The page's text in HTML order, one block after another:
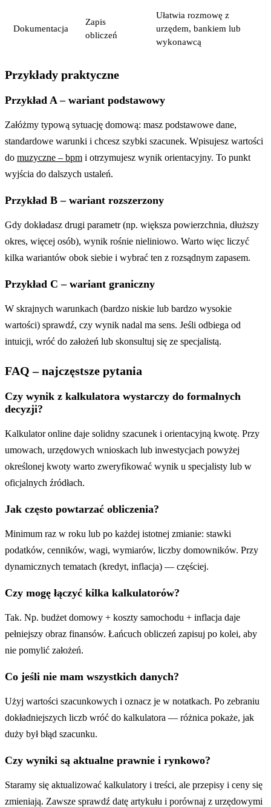
Dokumentacja
Zapis
obliczeń
Ułatwia rozmowę z
urzędem, bankiem lub
wykonawcą
Przykłady praktyczne
Przykład A – wariant podstawowy
Załóżmy typową sytuację domową: masz podstawowe dane,
standardowe warunki i chcesz szybki szacunek. Wpisujesz wartości
do muzyczne – bpm i otrzymujesz wynik orientacyjny. To punkt
wyjścia do dalszych ustaleń.
Przykład B – wariant rozszerzony
Gdy dokładasz drugi parametr (np. większa powierzchnia, dłuższy
okres, więcej osób), wynik rośnie nieliniowo. Warto więc liczyć
kilka wariantów obok siebie i wybrać ten z rozsądnym zapasem.
Przykład C – wariant graniczny
W skrajnych warunkach (bardzo niskie lub bardzo wysokie
wartości) sprawdź, czy wynik nadal ma sens. Jeśli odbiega od
intuicji, wróć do założeń lub skonsultuj się ze specjalistą.
FAQ – najczęstsze pytania
Czy wynik z kalkulatora wystarczy do formalnych
decyzji?
Kalkulator online daje solidny szacunek i orientacyjną kwotę. Przy
umowach, urzędowych wnioskach lub inwestycjach powyżej
określonej kwoty warto zweryfikować wynik u specjalisty lub w
oficjalnych źródłach.
Jak często powtarzać obliczenia?
Minimum raz w roku lub po każdej istotnej zmianie: stawki
podatków, cenników, wagi, wymiarów, liczby domowników. Przy
dynamicznych tematach (kredyt, inflacja) — częściej.
Czy mogę łączyć kilka kalkulatorów?
Tak. Np. budżet domowy + koszty samochodu + inflacja daje
pełniejszy obraz finansów. Łańcuch obliczeń zapisuj po kolei, aby
nie pomylić założeń.
Co jeśli nie mam wszystkich danych?
Użyj wartości szacunkowych i oznacz je w notatkach. Po zebraniu
dokładniejszych liczb wróć do kalkulatora — różnica pokaże, jak
duży był błąd szacunku.
Czy wyniki są aktualne prawnie i rynkowo?
Staramy się aktualizować kalkulatory i treści, ale przepisy i ceny się
zmieniają. Zawsze sprawdź datę artykułu i porównaj z urzędowymi